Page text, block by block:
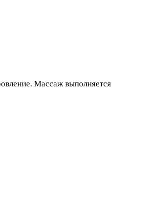
Массаж выполняется